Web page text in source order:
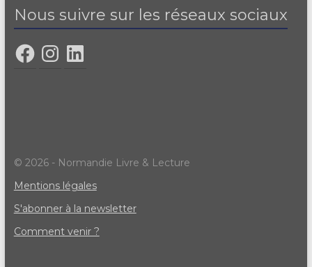
Nous suivre sur les réseaux sociaux
© 2026 - Normandie Livre & Lecture
Mentions légales
S'abonner à la newsletter
Comment venir ?